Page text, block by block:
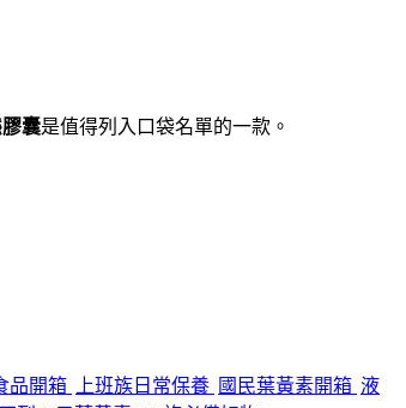
囊是值得列入口袋名單的一款。
品開箱 上班族日常保養 國民葉黃素開箱 液